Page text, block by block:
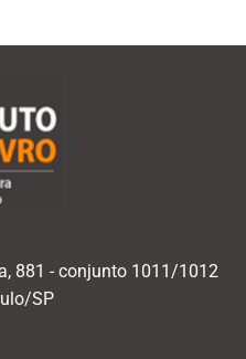
881 - conjunto 1011/1012
SP